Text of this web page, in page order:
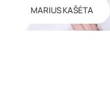
MARIUS KAŠĖTA